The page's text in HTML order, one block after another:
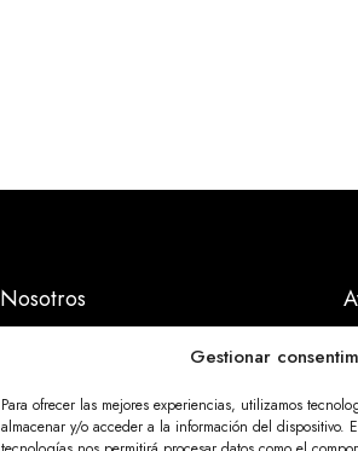
Gestionar
Para ofrecer las mejores experiencias, utilizamos
almacenar y/o acceder a la información del dispositivo.
Nosotros
Calidad
Noticias